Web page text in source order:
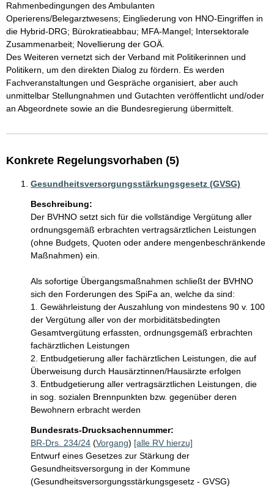
Rahmenbedingungen des Ambulanten
Operierens/Belegarztwesens; Eingliederung von HNO-Eingriffen in
die Hybrid-DRG; Bürokratieabbau; MFA-Mangel; Intersektorale
Zusammenarbeit; Novellierung der GOÄ.
Des Weiteren vernetzt sich der Verband mit Politikerinnen und
Politikern, um den direkten Dialog zu fördern. Es werden
Fachveranstaltungen und Gespräche organisiert, aber auch
unmittelbar Stellungnahmen und Gutachten veröffentlicht und/oder
an Abgeordnete sowie an die Bundesregierung übermittelt.
Konkrete Regelungsvorhaben (5)
Gesundheitsversorgungsstärkungsgesetz (GVSG)
Beschreibung:
Der BVHNO setzt sich für die vollständige Vergütung aller
ordnungsgemäß erbrachten vertragsärztlichen Leistungen
(ohne Budgets, Quoten oder andere mengenbeschränkende
Maßnahmen) ein.
Als sofortige Übergangsmaßnahmen schließt der BVHNO
sich den Forderungen des SpiFa an, welche da sind:
1. Gewährleistung der Auszahlung von mindestens 90 v. 100
der Vergütung aller von der morbiditätsbedingten
Gesamtvergütung erfassten, ordnungsgemäß erbrachten
fachärztlichen Leistungen
2. Entbudgetierung aller fachärztlichen Leistungen, die auf
Überweisung durch Hausärztinnen/Hausärzte erfolgen
3. Entbudgetierung aller vertragsärztlichen Leistungen, die
in sog. sozialen Brennpunkten bzw. gegenüber deren
Bewohnern erbracht werden
Bundesrats-Drucksachennummer:
BR-Drs. 234/24 (Vorgang) [alle RV hierzu]
Entwurf eines Gesetzes zur Stärkung der
Gesundheitsversorgung in der Kommune
(Gesundheitsversorgungsstärkungsgesetz - GVSG)